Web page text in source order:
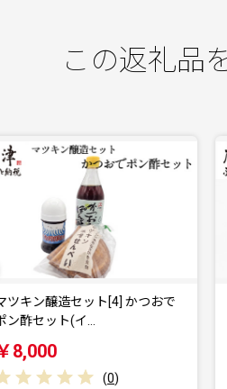
この返礼品
マツキン醸造セット[3] かぼすポ
ン酢セット(イカ…
￥8,000
(0